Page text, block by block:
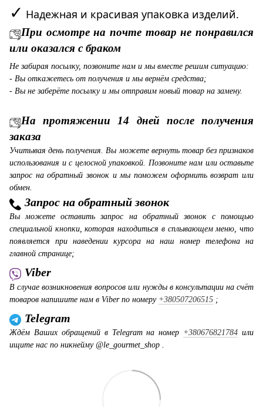
✓ Надежная и красивая упаковка изделий.
При осмотре на почте товар не понравился
или оказался с браком
Не забирая посылку, позвоните нам и мы вместе решим ситуацию:
- Вы откажетесь от получения и мы вернём средства;
- Вы не заберёте посылку и мы отправим новый товар на замену.
На протяжении 14 дней после получения
заказа
Учитывая день получения. Вы можете вернуть товар без признаков
использования и с целосной упаковкой. Позвоните нам или оставьте
запрос на обратный звонок и мы поможем оформить возврат или
обмен.
Запрос на обратный звонок
Вы можете оставить запрос на обратный звонок с помощью
специальной кнопки, которая находиться в сплывающем меню, что
появляется при наведении курсора на наш номер телефона на
главной странице;
Viber
В случае возникновения вопросов или нужды в консультации на счёт
товаров напишите нам в Viber по номеру +380507206515 ;
Telegram
Ждём Ваших обращений в Telegram на номер +380676821784 или
ищите нас по никнейму @le_gourmet_shop .